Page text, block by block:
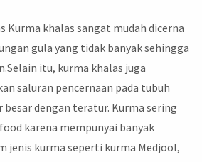
Kurma khalas sangat mudah dicerna
gula yang tidak banyak sehingga
itu, kurma khalas juga
saluran pencernaan pada tubuh
besar dengan teratur. Kurma sering
karena mempunyai banyak
jenis kurma seperti kurma Medjool,